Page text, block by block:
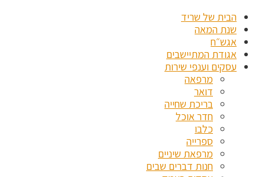
הבית של שריד
שנת המאה
אגש״ח
אגודת המתיישבים
עסקים וענפי שירות
מרפאה
דואר
בריכת שחייה
חדר אוכל
כלבו
ספרייה
מרפאת שיניים
חנות דברים שבים